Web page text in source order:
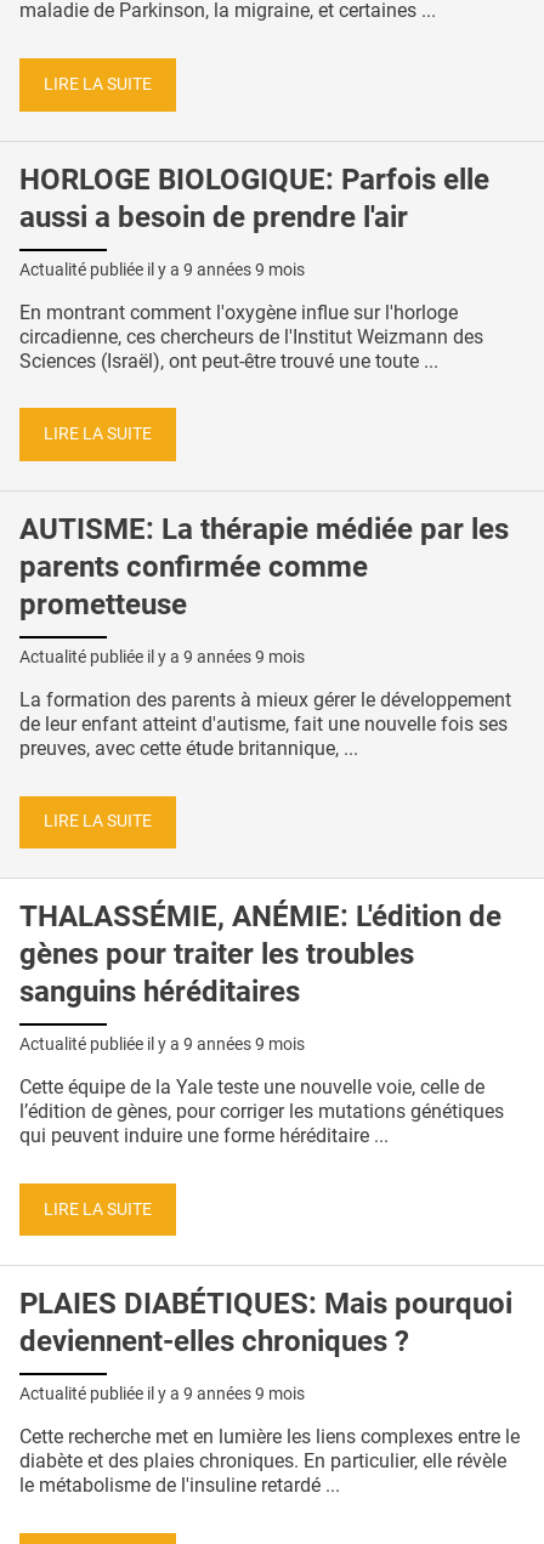
maladie de Parkinson, la migraine, et certaines ...
LIRE LA SUITE
HORLOGE BIOLOGIQUE: Parfois elle
aussi a besoin de prendre l'air
Actualité publiée il y a 9 années 9 mois
En montrant comment l'oxygène influe sur l'horloge
circadienne, ces chercheurs de l'Institut Weizmann des
Sciences (Israël), ont peut-être trouvé une toute ...
LIRE LA SUITE
AUTISME: La thérapie médiée par les
parents confirmée comme
prometteuse
Actualité publiée il y a 9 années 9 mois
La formation des parents à mieux gérer le développement
de leur enfant atteint d'autisme, fait une nouvelle fois ses
preuves, avec cette étude britannique, ...
LIRE LA SUITE
THALASSÉMIE, ANÉMIE: L'édition de
gènes pour traiter les troubles
sanguins héréditaires
Actualité publiée il y a 9 années 9 mois
Cette équipe de la Yale teste une nouvelle voie, celle de
l’édition de gènes, pour corriger les mutations génétiques
qui peuvent induire une forme héréditaire ...
LIRE LA SUITE
PLAIES DIABÉTIQUES: Mais pourquoi
deviennent-elles chroniques ?
Actualité publiée il y a 9 années 9 mois
Cette recherche met en lumière les liens complexes entre le
diabète et des plaies chroniques. En particulier, elle révèle
le métabolisme de l'insuline retardé ...